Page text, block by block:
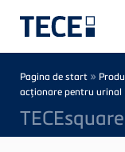
Pagina de start »
acţionare pentru urinal